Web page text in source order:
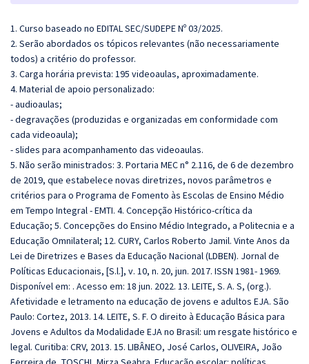
1. Curso baseado no EDITAL SEC/SUDEPE Nº 03/2025.
2. Serão abordados os tópicos relevantes (não necessariamente
todos) a critério do professor.
3. Carga horária prevista: 195 videoaulas, aproximadamente.
4. Material de apoio personalizado:
- audioaulas;
- degravações (produzidas e organizadas em conformidade com
cada videoaula);
- slides para acompanhamento das videoaulas.
5. Não serão ministrados: 3. Portaria MEC n° 2.116, de 6 de dezembro
de 2019, que estabelece novas diretrizes, novos parâmetros e
critérios para o Programa de Fomento às Escolas de Ensino Médio
em Tempo Integral - EMTI. 4. Concepção Histórico-crítica da
Educação; 5. Concepções do Ensino Médio Integrado, a Politecnia e a
Educação Omnilateral; 12. CURY, Carlos Roberto Jamil. Vinte Anos da
Lei de Diretrizes e Bases da Educação Nacional (LDBEN). Jornal de
Políticas Educacionais, [S.l.], v. 10, n. 20, jun. 2017. ISSN 1981- 1969.
Disponível em: . Acesso em: 18 jun. 2022. 13. LEITE, S. A. S, (org.).
Afetividade e letramento na educação de jovens e adultos EJA. São
Paulo: Cortez, 2013. 14. LEITE, S. F. O direito à Educação Básica para
Jovens e Adultos da Modalidade EJA no Brasil: um resgate histórico e
legal. Curitiba: CRV, 2013. 15. LIBÂNEO, José Carlos, OLIVEIRA, João